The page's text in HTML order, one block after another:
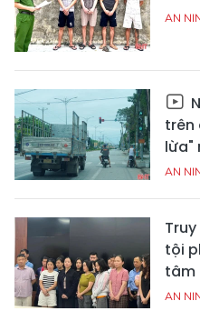
AN
trên
lừa"
AN
tội
tâm
AN